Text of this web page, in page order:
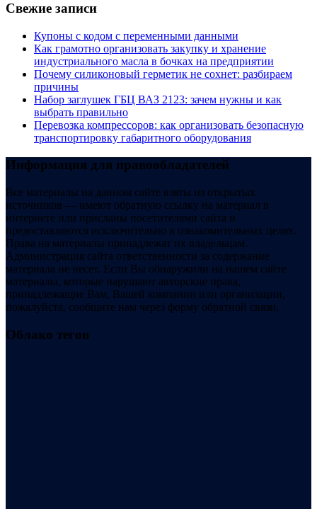
Свежие записи
Купоны c кодом с переменными данными
Как грамотно организовать закупку и хранение
индустриального масла в бочках на предприятии
Почему силиконовый герметик не сохнет: разбираем
причины
Набор заглушек ГБЦ ВАЗ 2123: зачем нужны и как
выбрать правильно
Перевозка компрессоров: как организовать безопасную
транспортировку габаритного оборудования
Информация для правообладателей
Все материалы на данном сайте взяты из открытых
источников — имеют обратную ссылку на материал в
интернете или присланы посетителями сайта и
предоставляются исключительно в ознакомительных целях.
Права на материалы принадлежат их владельцам.
Администрация сайта ответственности за содержание
материала не несет. Если Вы обнаружили на нашем сайте
материалы, которые нарушают авторские права,
принадлежащие Вам, Вашей компании или организации,
пожалуйста, сообщите нам через форму обратной связи.
Облако тегов